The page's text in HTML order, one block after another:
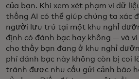
của bạn. Khi xem xét phạm vi dữ
thống AI có thể giúp chúng ta xác
người lưu trú tại một khu nghỉ
định có đánh bạc hay không — và
cho thấy bạn đang ở khu nghỉ
phí đánh bạc này không còn bị coi
tránh được nhu cầu gửi cảnh báo